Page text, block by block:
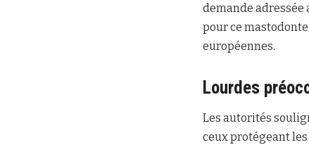
demande adressée
pour ce
européennes.
Lourdes
Les autorités
ceux protégeant les